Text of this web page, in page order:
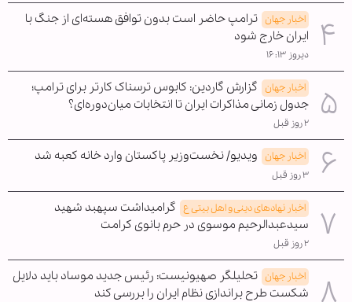
اخبار جهان ترامپ حاضر است بدون توافق هسته‌ای از جنگ با
ایران خارج شود
دیروز ۱۶:۱۳
اخبار جهان گزارش گاردین: کابوس ترسناک کارتر برای ترامپ؛
جدول زمانی مذاکرات ایران تا انتخابات میان‌دوره‌ای؟
۲ روز قبل
اخبار جهان ویدیو/ نخست‌وزیر پاکستان وارد خانه کعبه شد
۳ روز قبل
اخبار نهادهای دینی و اهل بیتی ع گرامیداشت سپهبد شهید
سیدعبدالرحیم موسوی در حرم بانوی کرامت
۲ روز قبل
اخبار جهان تحلیلگر صهیونیست: رئیس جدید موساد باید دلایل
شکست طرح براندازی نظام ایران را بررسی کند